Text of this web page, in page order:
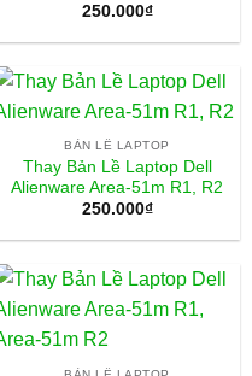
250.000₫
BẢN LỀ LAPTOP
Thay Bản Lề Laptop Dell
Alienware Area-51m R1, R2
250.000₫